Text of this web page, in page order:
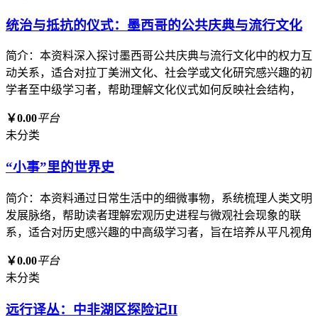
统治与抵抗的仪式：墨西哥的公共庆典与流行文化
简介：本资料深入探讨墨西哥公共庆典与流行文化中的权力互
动关系，适合对拉丁美洲文化、社会学或文化研究感兴趣的初
学者至中级学习者，帮助理解文化仪式如何反映社会结构，
￥0.00平台
未分类
“小事”里的世界史
简介：本资料通过日常生活中的细微事物，系统梳理人类文明
发展脉络，帮助读者理解宏观历史进程与微观社会现象的联
系，适合对历史感兴趣的中高级学习者，旨在培养从平凡视角
￥0.00平台
未分类
远行译丛：中非湖区探险记II